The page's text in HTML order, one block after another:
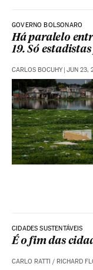
GOVERNO BOLSONARO
Há paralelo
19. Só
CARLOS BOCUHY JUN 23,
CIDADES SUSTENTÁVEIS
É o fim das
CARLO RATTI / RICHARD